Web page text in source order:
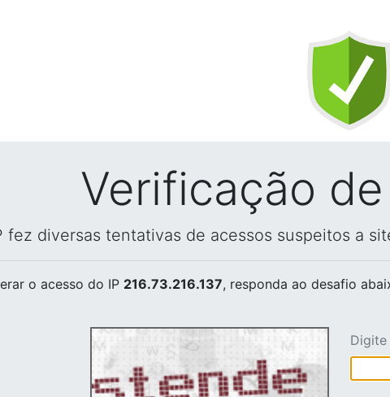
Verificação
fez diversas tentativas de acessos suspeitos a
o acesso do IP 216.73.216.137, responda ao desafio
Digite